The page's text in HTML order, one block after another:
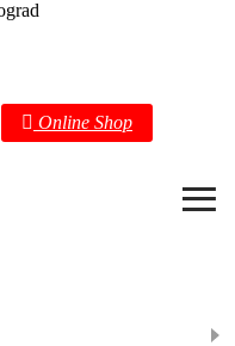
Online Shop
≡